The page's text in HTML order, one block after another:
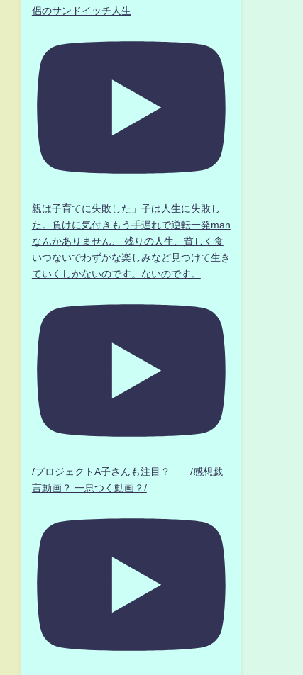
侶のサンドイッチ人生
親は子育てに失敗した」子は人生に失敗し
た。負けに気付きもう手遅れで逆転一発man
なんかありません、 残りの人生、貧しく食
いつないでわずかな楽しみなど見つけて生き
ていくしかないのです。ないのです。
/プロジェクトA子さんも注目？ /感想戯
言動画？.一息つく動画？/